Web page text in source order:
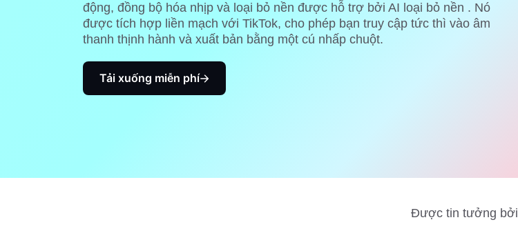
động, đồng bộ hóa nhịp và loại bỏ nền được hỗ trợ bởi AI loại bỏ nền . Nó
được tích hợp liền mạch với TikTok, cho phép bạn truy cập tức thì vào âm
thanh thịnh hành và xuất bản bằng một cú nhấp chuột.
Tải xuống miễn phí
Được tin tưởng bởi